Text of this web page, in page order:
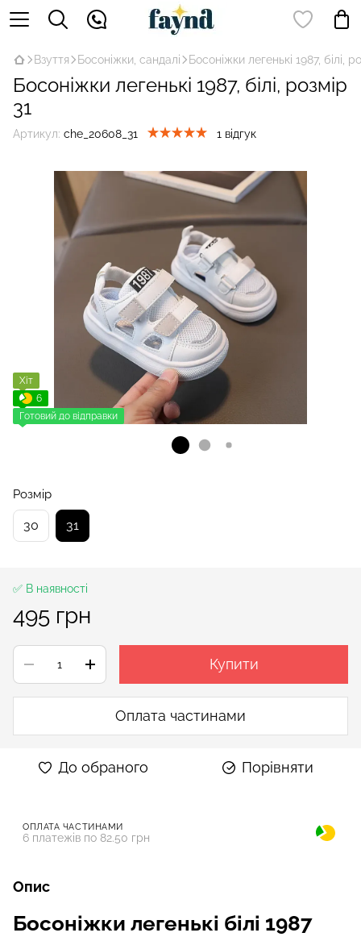
Взуття Босоніжки, сандалі Босоніжки легенькі 1987, білі,
Босоніжки легенькі 1987, білі, розмір
31
Артикул: che_20608_31 1 відгук
Хіт
6
Готовий до відправки
Розмір
30 31
✅ В наявності
495 грн
Купити
Оплата частинами
До обраного Порівняти
ОПЛАТА ЧАСТИНАМИ
6 платежів по 82.50 грн
Опис
Босоніжки легенькі білі 1987